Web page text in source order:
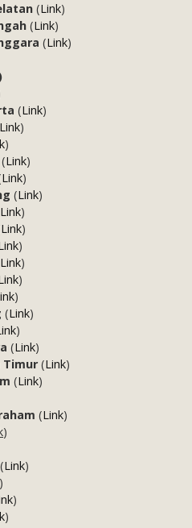
(Link)
(Link)
(Link)
(Link)
Link)
)
(Link)
Link)
(Link)
Link)
Link)
)
Link)
)
)
(Link)
)
(Link)
Timur (Link)
(Link)
(Link)
)
(Link)
)
)
)